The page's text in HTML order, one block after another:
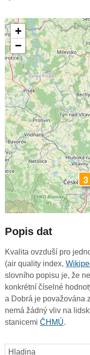
3
+
−
Popis dat
Kvalita ovzduší pro
(air quality index,
slovního popisu je, že
konkrétní číselné
a Dobrá je považována
nemá žádný vliv na
stanicemi ČHMÚ.